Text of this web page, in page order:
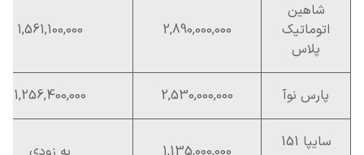
شاهین
اتوماتیک
پلاس
2,890,000,000
1,561,100,000
پارس نوآ 2,530,000,000
1,256,400,000
سایپا 151